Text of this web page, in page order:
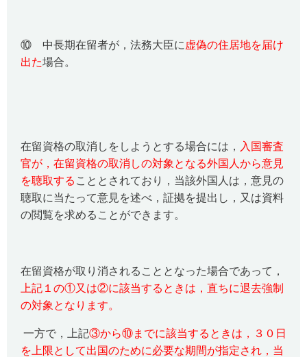
⑩ 中長期在留者が，法務大臣に 虚偽の住居地を届け
出た場合。
在留資格の取消しをしようとする場合には， 入国審査
官が，在留資格の取消しの対象となる外国人から意見
を聴取する こととされており，当該外国人は，意見の
聴取に当たって意見を述べ，証拠を提出し，又は資料
の閲覧を求めることができます。
在留資格が取り消されることとなった場合であって，
上記１の①又は②に該当するときは，直ちに退去強制
の対象となります。
一方で，上記③から⑩までに該当するときは，３０日
を上限として出国のために必要な期間が指定され，当